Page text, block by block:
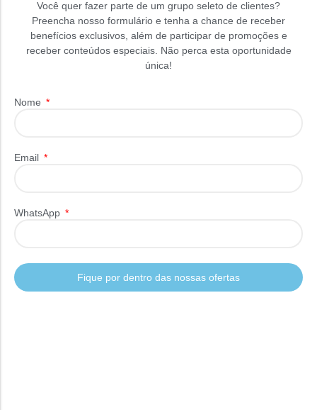
Você quer fazer parte de um grupo seleto de clientes?
Preencha nosso formulário e tenha a chance de receber
benefícios exclusivos, além de participar de promoções e
receber conteúdos especiais. Não perca esta oportunidade
única!
Nome
Email
WhatsApp
Fique por dentro das nossas ofertas